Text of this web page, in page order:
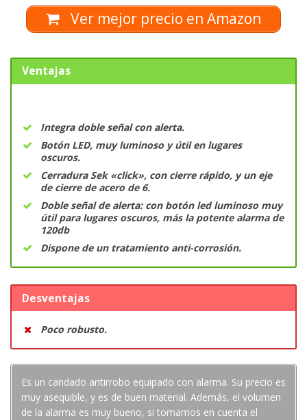
Ver mejor precio en Amazon
Ventajas
Integra doble señal con alerta.
Botón LED, muy luminoso y útil en lugares
oscuros.
Cerradura Sek «click», con cierre rápido, y un eje
de cierre de acero de 6.
Doble señal de alerta: con botón led luminoso muy
útil para lugares oscuros, más la potente alarma de
120db
Dispone de un tratamiento anti-corrosión.
Desventajas
Poco robusto.
Es un candado antirrobo equipado con alarma. Su precio es
muy asequible, y es de buen material. Además, el volumen
de la alarma es muy bueno, si tomamos en cuenta el